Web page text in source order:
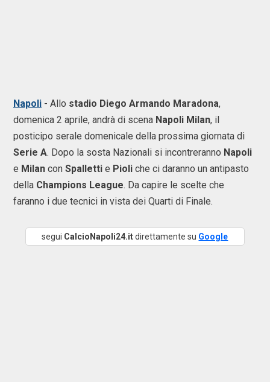
Napoli - Allo stadio Diego Armando Maradona,
domenica 2 aprile, andrà di scena Napoli Milan, il
posticipo serale domenicale della prossima giornata di
Serie A. Dopo la sosta Nazionali si incontreranno Napoli
e Milan con Spalletti e Pioli che ci daranno un antipasto
della Champions League. Da capire le scelte che
faranno i due tecnici in vista dei Quarti di Finale.
segui CalcioNapoli24.itdirettamente su Google